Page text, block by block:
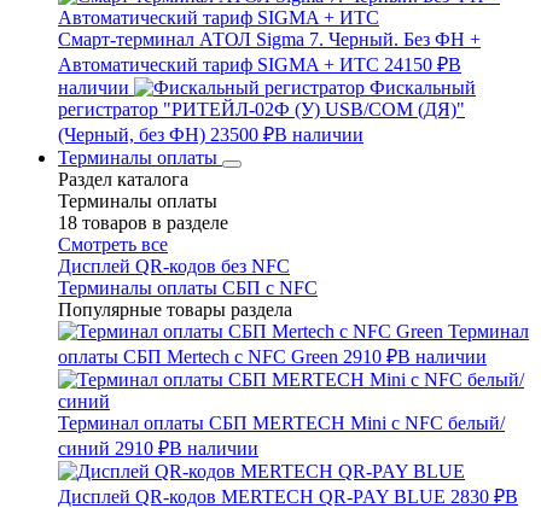
Смарт-терминал АТОЛ Sigma 7. Черный. Без ФН +
Автоматический тариф SIGMA + ИТС 24150 ₽В
наличии
Фискальный
регистратор "РИТЕЙЛ-02Ф (У) USB/COM (ДЯ)"
(Черный, без ФН) 23500 ₽В наличии
Терминалы оплаты
Раздел каталога
Терминалы оплаты
18 товаров в разделе
Смотреть все
Дисплей QR-кодов без NFC
Терминалы оплаты СБП с NFC
Популярные товары раздела
Терминал
оплаты СБП Mertech с NFC Green 2910 ₽В наличии
Терминал оплаты СБП MERTECH Mini с NFC белый/
синий 2910 ₽В наличии
Дисплей QR-кодов MERTECH QR-PAY BLUE 2830 ₽В